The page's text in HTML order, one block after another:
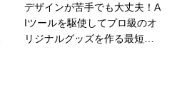
デザインが苦手でも大丈夫！A
Iツールを駆使してプロ級のオ
リジナルグッズを作る最短ル